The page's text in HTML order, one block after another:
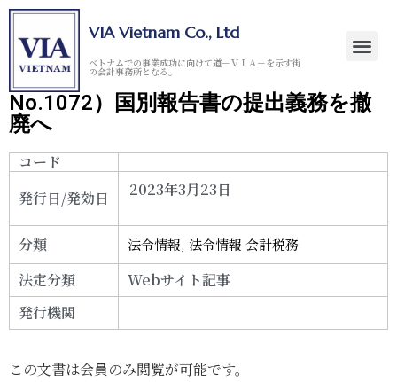
VIA Vietnam Co., Ltd
ベトナムでの事業成功に向けて道－ＶＩＡ－を示す街
の会計事務所となる。
No.1072）国別報告書の提出義務を撤
廃へ
コード
発行日/発効日
2023年3月23日
分類 法令情報,法令情報 会計税務
法定分類
Webサイト記事
発行機関
この文書は会員のみ閲覧が可能です。